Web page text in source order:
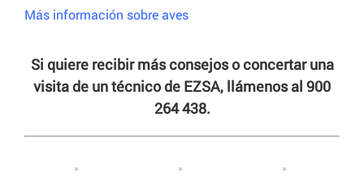
Más información sobre aves
Si quiere recibir más consejos o concertar una
visita de un técnico de EZSA, llámenos al 900
264 438.